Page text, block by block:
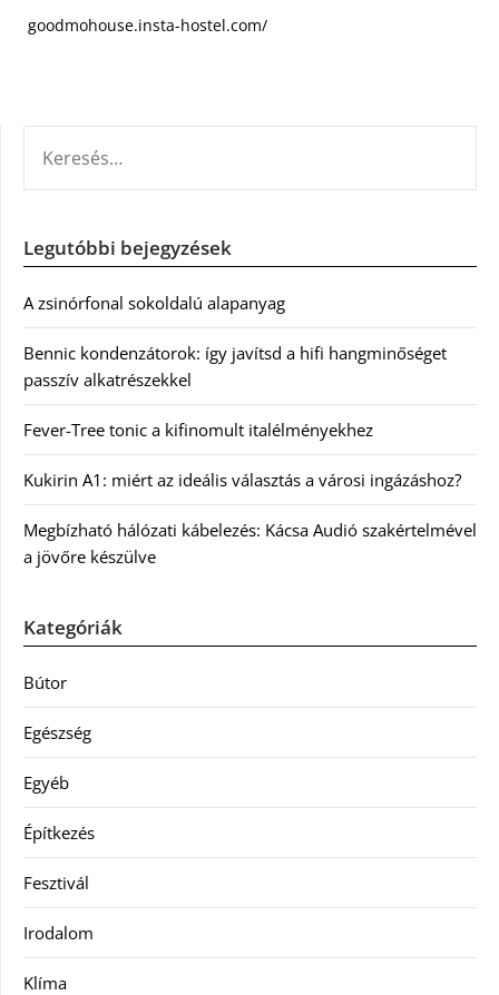
goodmohouse.insta-hostel.com/
Legutóbbi bejegyzések
A zsinórfonal sokoldalú alapanyag
Bennic kondenzátorok: így javítsd a hifi hangminőséget
passzív alkatrészekkel
Fever-Tree tonic a kifinomult italélményekhez
Kukirin A1: miért az ideális választás a városi ingázáshoz?
Megbízható hálózati kábelezés: Kácsa Audió szakértelmével
a jövőre készülve
Kategóriák
Bútor
Egészség
Egyéb
Építkezés
Fesztivál
Irodalom
Klíma